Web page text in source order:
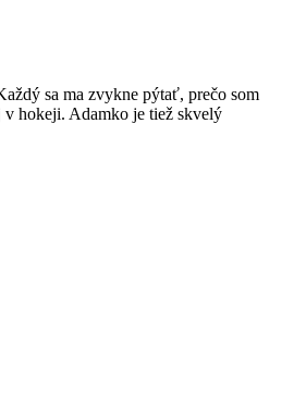
sa ma zvykne pýtať, prečo som
v hokeji. Adamko je tiež skvelý